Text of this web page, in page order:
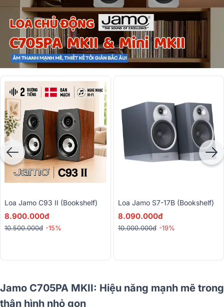
Loa Jamo C93 II (bookshelf)
8.900.000đ
10.500.000đ -15%
Loa Jamo S7-17B (Bookshelf)
8.090.000đ
10.000.000đ -19%
Jamo C705PA MKII: Hiệu năng mạnh mẽ trong
thân hình nhỏ gọn